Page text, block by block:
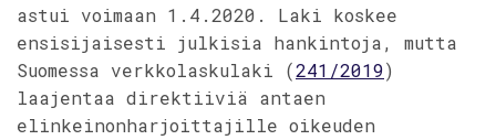
astui voimaan 1.4.2020. Laki koskee
ensisijaisesti julkisia hankintoja, mutta
Suomessa verkkolaskulaki (241/2019)
laajentaa direktiiviä antaen
elinkeinonharjoittajille oikeuden